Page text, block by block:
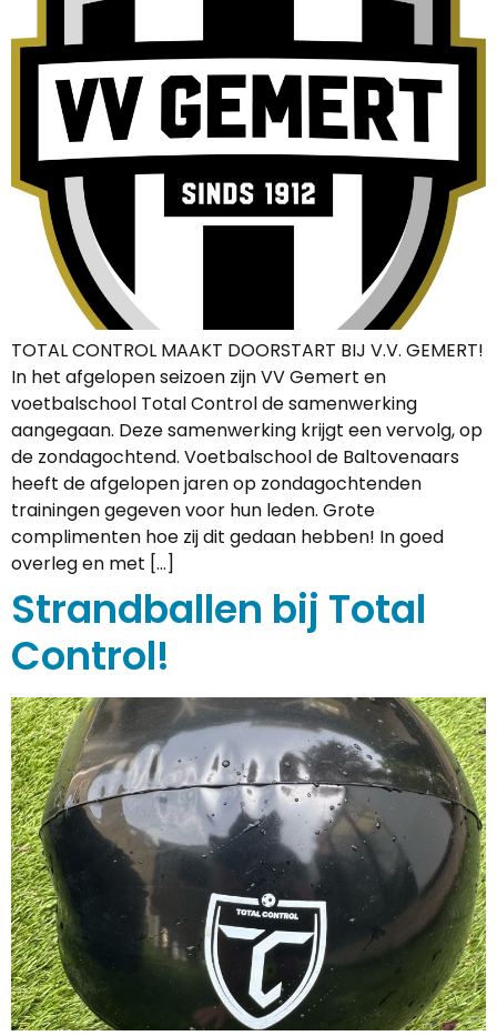
TOTAL CONTROL MAAKT DOORSTART BIJ V.V. GEMERT!
In het afgelopen seizoen zijn VV Gemert en
voetbalschool Total Control de samenwerking
aangegaan. Deze samenwerking krijgt een vervolg, op
de zondagochtend. Voetbalschool de Baltovenaars
heeft de afgelopen jaren op zondagochtenden
trainingen gegeven voor hun leden. Grote
complimenten hoe zij dit gedaan hebben! In goed
overleg en met […]
Strandballen bij Total
Control!